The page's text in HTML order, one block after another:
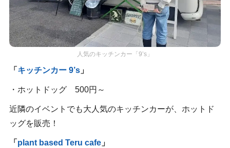
人気のキッチンカー「9’s」
「 キッチンカー 9’s」
・ホットドッグ 500円～
近隣のイベントでも大人気のキッチンカーが、ホットド
ッグを販売！
「 plant based Teru cafe」